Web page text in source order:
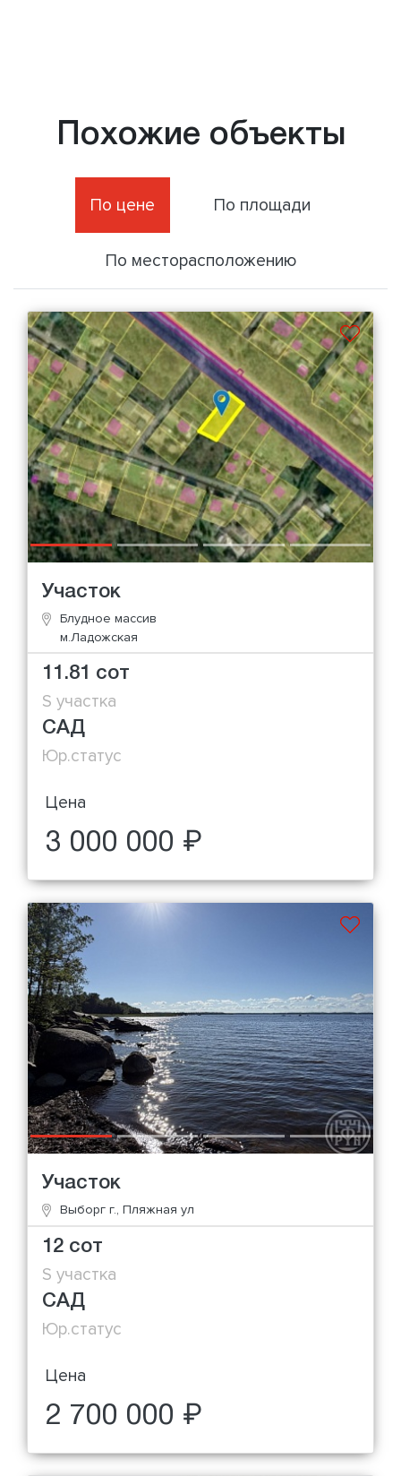
Похожие объекты
По цене По площади
По месторасположению
Участок
Блудное массив
м.Ладожская
11.81 сот
S участка
САД
Юр.статус
Цена
3 000 000 ₽
Участок
Выборг г., Пляжная ул
12 сот
S участка
САД
Юр.статус
Цена
2 700 000 ₽